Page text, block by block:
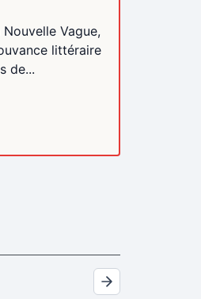
Vague,
littéraire
de...